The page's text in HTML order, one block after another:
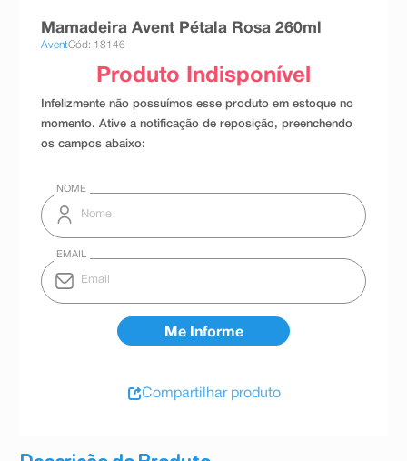
Mamadeira Avent Pétala Rosa 260ml
AventCód: 18146
Compartilhar produto
teste gravidez
esmalte
absorvente